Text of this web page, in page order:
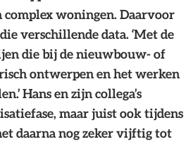
woningen. Daarvoor
verschillende data. ‘Met de
die bij de nieuwbouw- of
ontwerpen en het werken
Hans en zijn collega’s
maar juist ook tijdens
daarna nog zeker vijftig tot